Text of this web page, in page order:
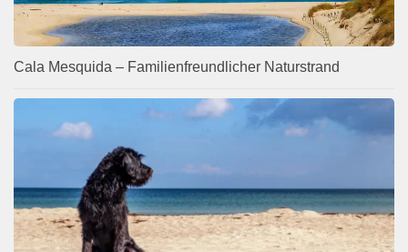
Cala Mesquida – Familienfreundlicher Naturstrand